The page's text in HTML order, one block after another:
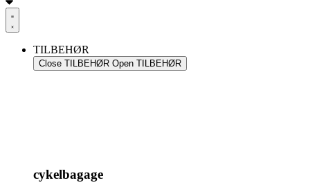
TILBEHØR
Close TILBEHØR Open TILBEHØR
cykelbagage